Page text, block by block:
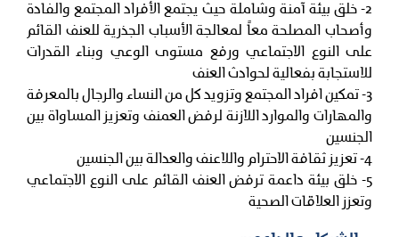
2- خلق بيئة آمنة وشاملة حيث يجتمع الأفراد المجتمع والفادة
وأصحاب المصلحة معاً لمعالجة الأسباب الجذرية للعنف القائم
على النوع الاجتماعي ورفع مستوى الوعي وبناء القدرات
للاستجابة بفعالية لحوادث العنف
3- تمكين افراد المجتمع وتزويد كل من النساء والرجال بالمعرفة
والمهارات والموارد اللازنة لرفض العمنف وتعزيز المساواة بين
الجنسين
4- تعزيز ثقافة الاحترام واللاعنف والعدالة بين الجنسين
5- خلق بيئة داعمة ترفض العنف القائم على النوع الاجتماعي
وتعزز العلاقات الصحية